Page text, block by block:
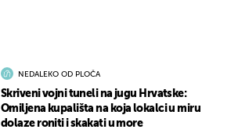
NEDALEKO OD PLOČA
Skriveni vojni tuneli na jugu Hrvatske:
Omiljena kupališta na koja lokalci u miru
dolaze roniti i skakati u more